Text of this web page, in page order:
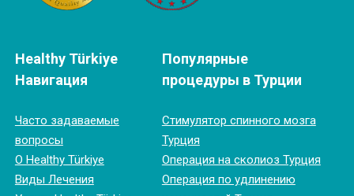
Healthy Türkiye
Навигация
Часто задаваемые
вопросы
О Healthy Türkiye
Виды Лечения
Популярные
процедуры в Турции
Cтимулятор спинного мозга
Турция
Операция на сколиоз Турция
Операция по удлинению